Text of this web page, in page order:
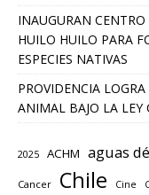
INAUGURAN CENTRO
HUILO HUILO PARA
ESPECIES NATIVAS
PROVIDENCIA
ANIMAL BAJO LA LEY
2025 ACHM aguas
Cancer Chile Cine